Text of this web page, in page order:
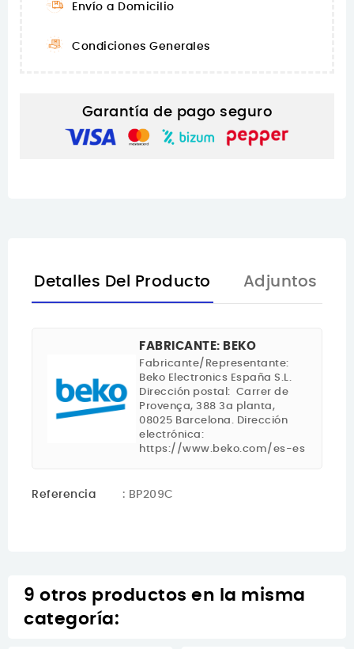
Envío a Domicilio
Condiciones Generales
Garantía de pago seguro
Detalles Del Producto Adjuntos
FABRICANTE: BEKO
Fabricante/Representante:
Beko Electronics España S.L.
Dirección postal: Carrer de
Provença, 388 3a planta,
08025 Barcelona. Dirección
electrónica:
https://www.beko.com/es-es
Referencia : BP209C
9 otros productos en la misma
categoría: